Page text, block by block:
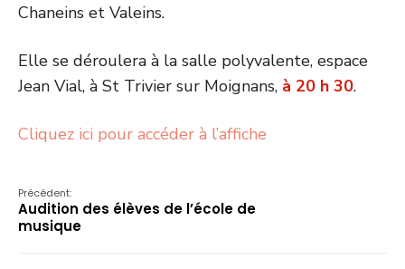
Chaneins et Valeins.
Elle se déroulera à la salle polyvalente, espace
Jean Vial, à St Trivier sur Moignans, à 20 h 30.
Cliquez ici pour accéder à l’affiche
Précédent:
Audition des élèves de l’école de
musique